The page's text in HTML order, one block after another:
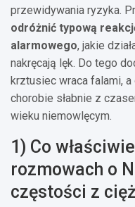
przewidywania ryzyka.
odróżnić typową
alarmowego, jakie
nakręcają lęk. Do tego
krztusiec wraca falami,
chorobie słabnie z
wieku niemowlęcym.
1) Co
rozmowach o
częstości z